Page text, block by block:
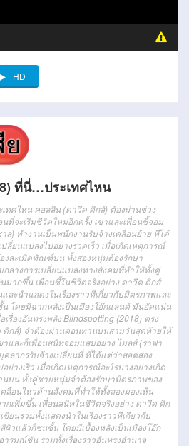
HD
ที่นี่…ประเทศไหน
ทศไหน คอลลิน (ดาวีด ดิกส์) ต้องผ่านช่วง
จะเริ่มชีวิตใหม่อีกครั้ง เขาและเพื่อนซี้จอม
ล) ทำงานเป็นพนักงานรับจ้างเคลื่อนย้าย ที่ได้
ลี่ยนแปลงไปอย่างรวดเร็ว เมื่อเกิดเหตุการณ์
งละเมิดทัณฑ์บน ทั้งสองหนุ่มต้องรักษา
ลางการเปลี่ยนแปลงทางสังคมที่ทำให้ทั้งคู่
มากขึ้น เพื่อนซี้ในชีวิตจริงอย่าง ดาวีด ดิกส์
ละนำแสดงในเรื่องราวที่เกี่ยวกับมิตรภาพและ
โดยมีฉากหลังเป็นเมืองโอ๊กแลนด์ มันอัดแน่น
รื่องอันทรงพลัง Blindspotting (2018) ตรง
กส์) จำต้องผ่านตอนทานบนสามวันสุดท้ายให้
าและก็เพื่อนสนิทจอมแสบอย่าง ไมลส์ (ราฟา
คลากรรับจ้างเปลี่ยนที่ ที่ได้แต่ว่าสอดส่อง
างเร็ว เมื่อเกิดเหตุการณ์อะไรบางอย่างเกิด
บน ทั้งคู่ชายหนุ่มจำต้องรักษามิตรภาพของ
ลื่อนไหวด้านสังคมที่ทำให้ทั้งสองมองเห็น
กเพิ่มขึ้น เพื่อนสนิทในชีวิตจริงอย่าง ดาวีด ดิก
ขียนรวมทั้งแสดงนำในเรื่องราวที่เกี่ยวกับ
วแล้วก็ชนชั้น โดยมีเบื้องหลังเป็นเมืองโอ๊ก
รมณ์ขัน รวมทั้งเรื่องราวอันทรงอำนาจ